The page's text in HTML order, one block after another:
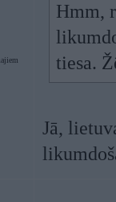
Hmm,
tiesa.
Jā,